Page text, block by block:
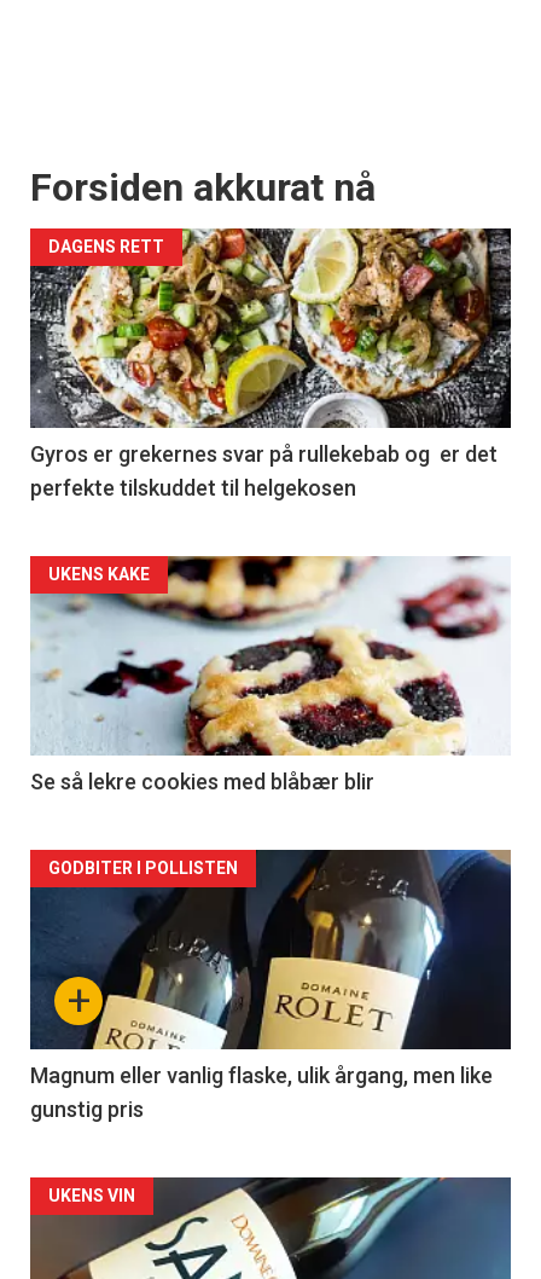
Forsiden akkurat nå
DAGENS RETT
Gyros er grekernes svar på rullekebab og er det
perfekte tilskuddet til helgekosen
Forsiden
akkurat
nå
2
UKENS KAKE
Se så lekre cookies med blåbær blir
Forsiden
akkurat
nå
3
+
GODBITER I POLLISTEN
Magnum eller vanlig flaske, ulik årgang, men like
gunstig pris
Forsiden
akkurat
UKENS VIN